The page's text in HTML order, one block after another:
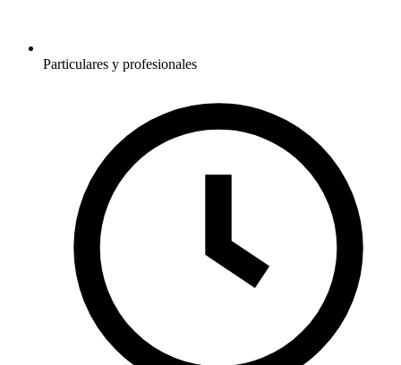
Particulares y profesionales